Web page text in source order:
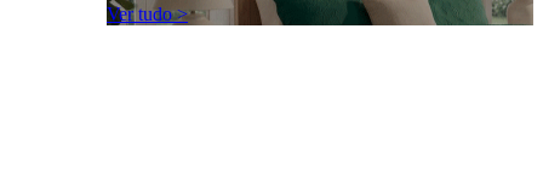
Ver tudo >